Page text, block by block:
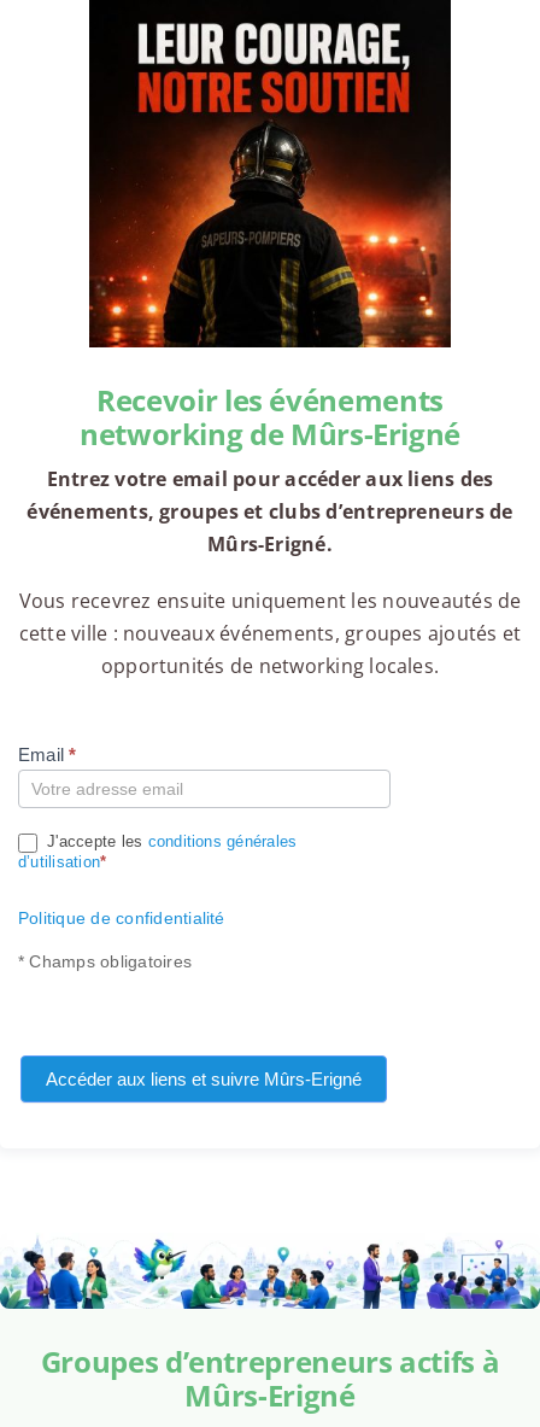
Recevoir les événements
networking de Mûrs-Erigné
Entrez votre email pour accéder aux liens des
événements, groupes et clubs d’entrepreneurs de
Mûrs-Erigné.
Vous recevrez ensuite uniquement les nouveautés de
cette ville : nouveaux événements, groupes ajoutés et
opportunités de networking locales.
Compte
Email*
J'accepte les conditions générales
d’utilisation*
Politique de confidentialité
* Champs obligatoires
Accéder aux liens et suivre Mûrs-Erigné
Groupes d’entrepreneurs actifs à
Mûrs-Erigné